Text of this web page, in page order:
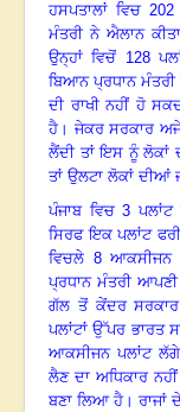
ਹਸਪਤਾਲਾਂ ਵਿਚ 202
ਮੰਤਰੀ ਨੇ ਐਲਾਨ ਕੀਤਾ
ਉਨ੍ਹਾਂ ਵਿਚੋਂ 128
ਬਿਆਨ ਪ੍ਰਧਾਨ ਮੰਤਰੀ
ਦੀ ਰਾਖੀ ਨਹੀਂ ਹੋ
ਹੈ । ਜੇਕਰ ਸਰਕਾਰ
ਲੈਂਦੀ ਤਾਂ ਇਸ ਨੂੰ ਲੋਕਾਂ
ਤਾਂ ਉਲਟਾ ਲੋਕਾਂ ਦੀਆਂ
ਪੰਜਾਬ ਵਿਚ3 ਪਲਾਂਟ
ਸਿਰਫ ਇਕ ਪਲਾਂਟ
ਵਿਚਲੇ 8ਆਕਸੀਜਨ
ਪ੍ਰਧਾਨ ਮੰਤਰੀ ਆਪਣੀ
ਗੱਲ ਤੋਂ ਕੇਂਦਰ ਸਰਕਾਰ
ਪਲਾਂਟਾਂ ਉੱਪਰ ਭਾਰਤ
ਆਕਸੀਜਨ ਪਲਾਂਟ ਲੱਗੇ
ਲੈਣ ਦਾ ਅਧਿਕਾਰ ਨਹੀਂ
ਬਣਾ ਲਿਆ ਹੈ । ਰਾਜਾਂ